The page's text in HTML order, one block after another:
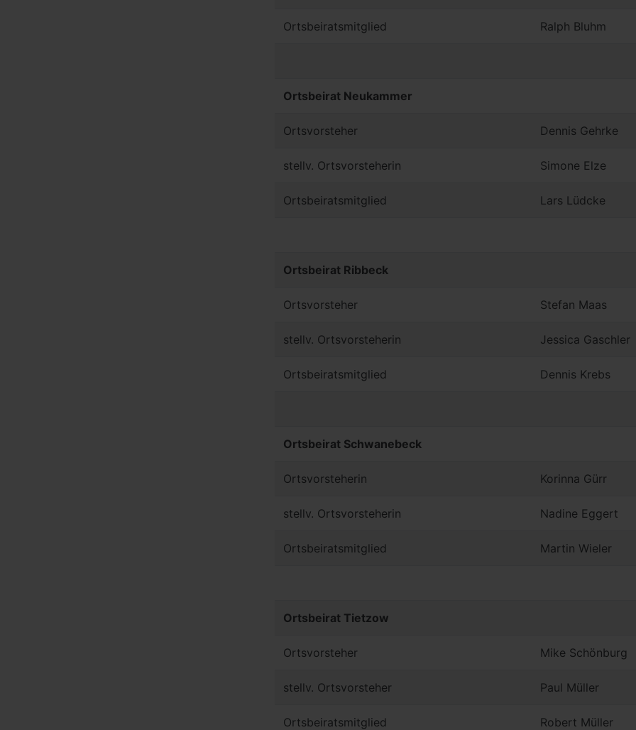
Ortsbeiratsmitglied Ralph Bluhm
Ortsbeirat Neukammer
Ortsvorsteher Dennis Gehrke
stellv. Ortsvorsteherin Simone Elze
Ortsbeiratsmitglied Lars Lüdcke
Ortsbeirat Ribbeck
Ortsvorsteher Stefan Maas
stellv. Ortsvorsteherin Jessica Gaschler
Ortsbeiratsmitglied Dennis Krebs
Ortsbeirat Schwanebeck
Ortsvorsteherin Korinna Gürr
stellv. Ortsvorsteherin Nadine Eggert
Ortsbeiratsmitglied Martin Wieler
Ortsbeirat Tietzow
Ortsvorsteher Mike Schönburg
stellv. Ortsvorsteher Paul Müller
Ortsbeiratsmitglied Robert Müller